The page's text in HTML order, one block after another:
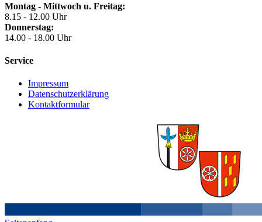
Montag - Mittwoch u. Freitag:
8.15 - 12.00 Uhr
Donnerstag:
14.00 - 18.00 Uhr
Service
Impressum
Datenschutzerklärung
Kontaktformular